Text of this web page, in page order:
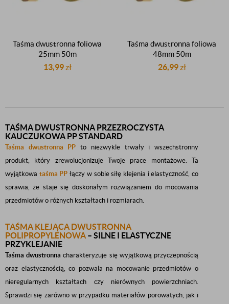
Taśma dwustronna foliowa
25mm 50m
polipropylenowa PP
13,99zł
Taśma dwustronna foliowa
48mm 50m
polipropylenowa PP
26,99zł
TAŚMA DWUSTRONNA PRZEZROCZYSTA
KAUCZUKOWA PP STANDARD
Taśma dwustronna PP to niezwykle trwały i wszechstronny
produkt, który zrewolucjonizuje Twoje prace montażowe. Ta
wyjątkowa taśma PP łączy w sobie siłę klejenia i elastyczność, co
sprawia, że staje się doskonałym rozwiązaniem do mocowania
przedmiotów o różnych kształtach i rozmiarach.
TAŚMA KLEJĄCA DWUSTRONNA
POLIPROPYLENOWA – SILNE I ELASTYCZNE
PRZYKLEJANIE
Taśma dwustronnacharakteryzuje się wyjątkową przyczepnością
oraz elastycznością, co pozwala na mocowanie przedmiotów o
nieregularnych kształtach czy nierównych powierzchniach.
Sprawdzi się zarówno w przypadku materiałów porowatych, jak i